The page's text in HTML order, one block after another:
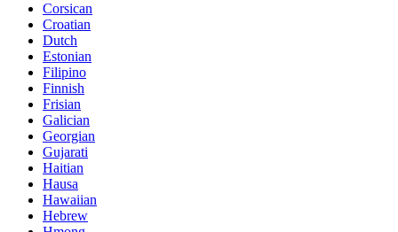
Corsican
Croatian
Dutch
Estonian
Filipino
Finnish
Frisian
Galician
Georgian
Gujarati
Haitian
Hausa
Hawaiian
Hebrew